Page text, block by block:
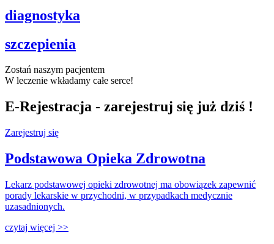
diagnostyka
szczepienia
Zostań naszym pacjentem
W leczenie wkładamy całe serce!
E-Rejestracja - zarejestruj się już dziś !
Zarejestruj się
Podstawowa Opieka Zdrowotna
Lekarz podstawowej opieki zdrowotnej ma obowiązek zapewnić
porady lekarskie w przychodni, w przypadkach medycznie
uzasadnionych.
czytaj więcej >>